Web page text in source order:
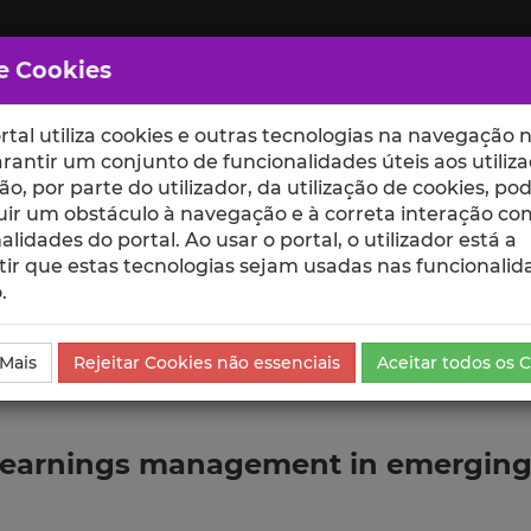
ESCOLAS UNIDADES
management in
Cookies
utiliza cookies e outras tecnologias na navegação
um conjunto de funcionalidades úteis aos
por parte do utilizador, da utilização de cookies,
um obstáculo à navegação e à correta interação
do portal. Ao usar o portal, o utilizador está a
que estas tecnologias sejam usadas nas
Rejeitar Cookies não essenciais Aceitar todos os